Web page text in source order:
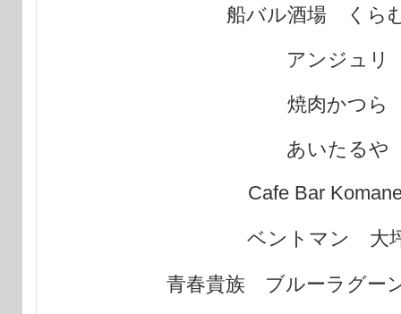
船バル酒場 くら
アンジュリ
焼肉かつら
あいたるや
Cafe Bar
ベントマン
大
青春貴族 ブルーラグー